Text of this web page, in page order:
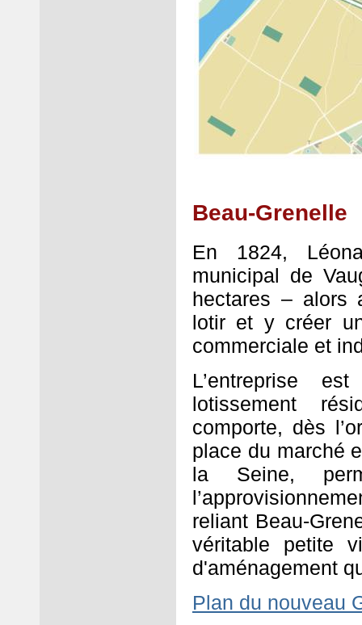
Beau-Grenelle
En 1824,
municipal de
hectares – alors
lotir et y créer
commerciale et
L’entreprise
lotissement
comporte, dès
place du marché
la Seine,
reliant Beau-
véritable petite
d'aménagement
Plan du nouveau